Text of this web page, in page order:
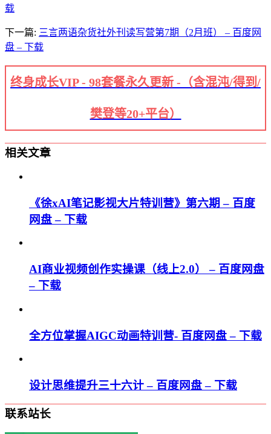
载
下一篇: 三言两语杂货社外刊读写营第7期（2月班） – 百度网
盘 – 下载
终身成长VIP - 98套餐永久更新 -（含混沌/得到/
樊登等20+平台）
相关文章
《徐xAI笔记影视大片特训营》第六期 – 百度
网盘 – 下载
AI商业视频创作实操课（线上2.0） – 百度网盘
– 下载
全方位掌握AIGC动画特训营- 百度网盘 – 下载
设计思维提升三十六计 – 百度网盘 – 下载
联系站长